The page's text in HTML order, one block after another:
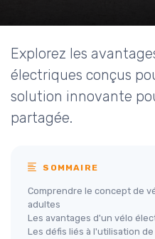
Explorez les
électriques conçus
solution innovante
partagée.
SOMMAIRE
Comprendre le concept de
adultes
Les avantages d'un vélo
Les défis liés à l'utilisation